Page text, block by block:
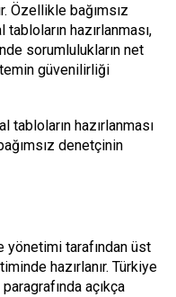
Özellikle bağımsız
hazırlanması,
sorumlulukların net
güvenilirliği
hazırlanması
denetçinin
tarafından üst
hazırlanır. Türkiye
açıkça